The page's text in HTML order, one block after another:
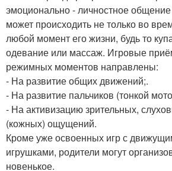
эмоционально - личностное
может происходить не только во
любой момент его жизни, будь то
одевание или массаж. Игровые
режимных моментов направлены:
- На развитие общих движений;.
- На развитие пальчиков (тонкой
- На активизацию зрительных,
(кожных) ощущений.
Кроме уже освоенных игр с
игрушками, родители могут
новенькое.